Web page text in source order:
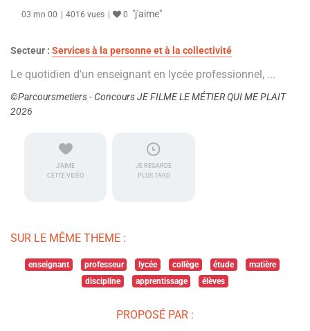
03 mn 00 4016 vues 0 "j'aime"
Secteur : Services à la personne et à la collectivité
Le quotidien d'un enseignant en lycée professionnel, ...
©Parcoursmetiers - Concours JE FILME LE MÉTIER QUI ME PLAIT
2026
J'AIME
CETTE VIDÉO
JE REGARDE
PLUS TARD
SUR LE MÊME THEME :
enseignant professeur lycée collège étude
matière
discipline
apprentissage élèves
PROPOSÉ PAR :